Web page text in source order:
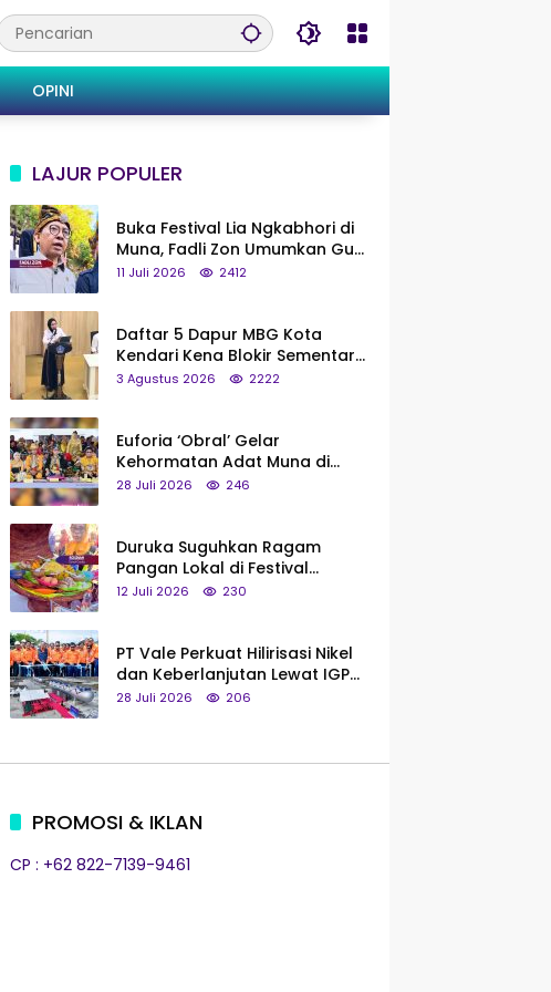
OPINI
LAJUR POPULER
Buka Festival Lia Ngkabhori di
Muna, Fadli Zon Umumkan Gua
Metanduno Segera Naik Status
11 Juli 2026 2412
Daftar 5 Dapur MBG Kota
Kendari Kena Blokir Sementara
dari Pusat
3 Agustus 2026 2222
Euforia ‘Obral’ Gelar
Kehormatan Adat Muna di
Silaturahmi KKMM, Ridwan Bae:
28 Juli 2026 246
Duruka Suguhkan Ragam
Pangan Lokal di Festival
Liangkobhori, Dari Umbi Rebus
12 Juli 2026 230
PT Vale Perkuat Hilirisasi Nikel
dan Keberlanjutan Lewat IGP
Morowali
28 Juli 2026 206
PROMOSI & IKLAN
CP : +62 822-7139-9461